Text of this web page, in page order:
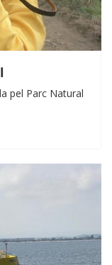
pel Parc Natural